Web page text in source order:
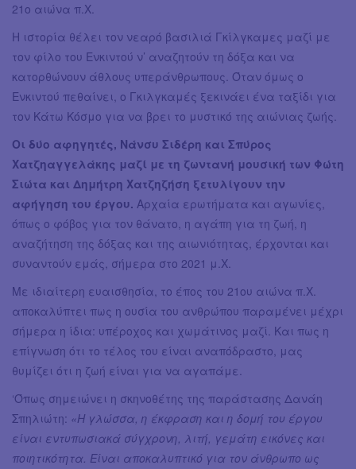
21ο αιώνα π.Χ.
Η ιστορία θέλει τον νεαρό βασιλιά Γκίλγκαμες μαζί με
τον φίλο του Ενκιντού ν’ αναζητούν τη δόξα και να
κατορθώνουν άθλους υπεράνθρωπους. Όταν όμως ο
Ενκιντού πεθαίνει, ο Γκιλγκαμές ξεκινάει ένα ταξίδι για
τον Κάτω Κόσμο για να βρει το μυστικό της αιώνιας ζωής.
Οι δύο αφηγητές, Νάνσυ Σιδέρη και Σπύρος
Χατζηαγγελάκης μαζί με τη ζωντανή μουσική των Φώτη
Σιώτα και Δημήτρη Χατζηζήση ξετυλίγουν την
αφήγηση του έργου. Αρχαία ερωτήματα και αγωνίες,
όπως ο φόβος για τον θάνατο, η αγάπη για τη ζωή, η
αναζήτηση της δόξας και της αιωνιότητας, έρχονται και
συναντούν εμάς, σήμερα στο 2021 μ.Χ.
Με ιδιαίτερη ευαισθησία, το έπος του 21ου αιώνα π.Χ.
αποκαλύπτει πως η ουσία του ανθρώπου παραμένει μέχρι
σήμερα η ίδια: υπέροχος και χωμάτινος μαζί. Και πως η
επίγνωση ότι το τέλος του είναι αναπόδραστο, μας
θυμίζει ότι η ζωή είναι για να αγαπάμε.
‘Όπως σημειώνει η σκηνοθέτης της παράστασης Δανάη
Σπηλιώτη: «Η γλώσσα, η έκφραση και η δομή του έργου
είναι εντυπωσιακά σύγχρονη, λιτή, γεμάτη εικόνες και
ποιητικότητα. Είναι αποκαλυπτικό για τον άνθρωπο ως